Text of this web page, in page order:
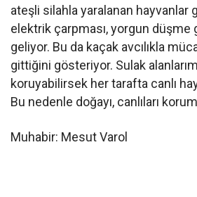
ateşli silahla yaralanan hayvanlar
elektrik çarpması, yorgun düşme
geliyor. Bu da kaçak avcılıkla
gittiğini gösteriyor. Sulak
koruyabilirsek her tarafta canlı
Bu nedenle doğayı, canlıları
Muhabir: Mesut Varol